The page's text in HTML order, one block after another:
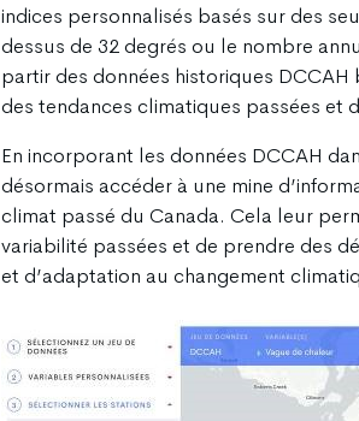
indices personnalisés basés sur des
dessus de 32 degrés ou le nombre
partir des données historiques
des tendances climatiques passées et
En incorporant les données DCCAH
désormais accéder à une mine
climat passé du Canada. Cela leur
variabilité passées et de prendre des
et d’adaptation au changement